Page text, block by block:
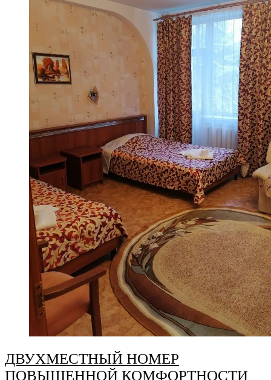
ДВУХМЕСТНЫЙ НОМЕР
ПОВЫШЕННОЙ КОМФОРТНОСТИ